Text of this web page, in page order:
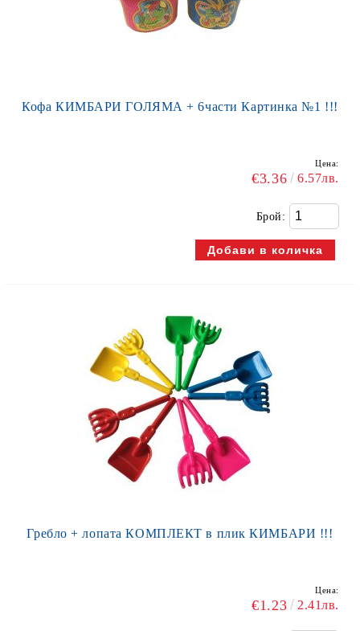
Кофа КИМБАРИ ГОЛЯМА + 6части Картинка №1 !!!
Цена:
€3.36 6.57лв.
Брой:
Гребло + лопата КОМПЛЕКТ в плик КИМБАРИ !!!
Цена:
€1.23 2.41лв.